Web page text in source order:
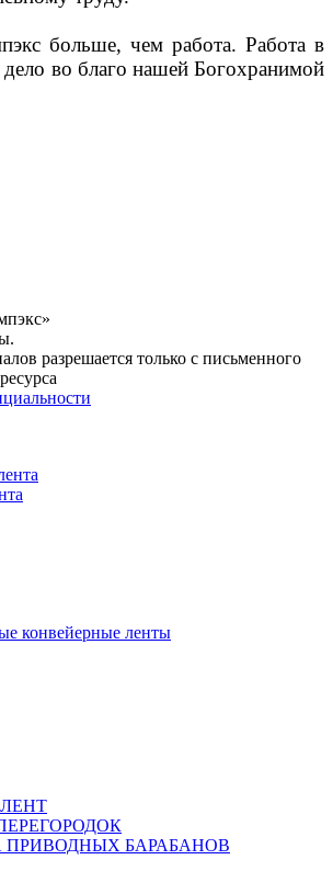
больше, чем работа. Работа в
дело во благо нашей Богохранимой
разрешается только с письменного
конвейерные ленты
ПРИВОДНЫХ БАРАБАНОВ